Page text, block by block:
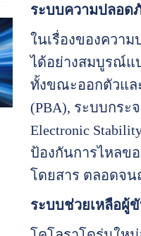
ระบบความปลอด
ในเรื่องของควา
ได้อย่างสมบูรณ์แ
ทั้งขณะออกตัวและ
(PBA), ระบบกระ
Electronic
ป้องกันการไหลข
โดยสาร ตลอดจ
ระบบช่วยเหลือผู้